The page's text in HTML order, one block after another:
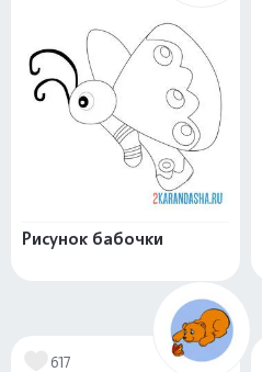
Рисунок бабочки
617